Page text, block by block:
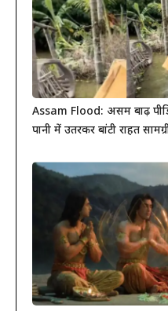
Assam Flood: असम बाढ़
पानी में उतरकर बांटी राहत